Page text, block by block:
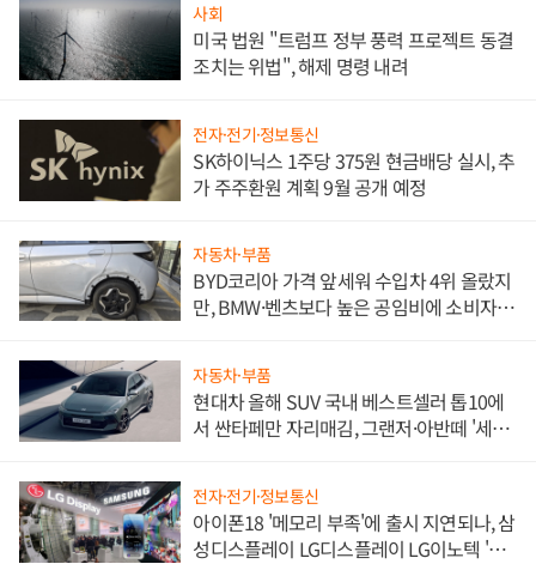
사회
미국 법원 "트럼프 정부 풍력 프로젝트 동결
조치는 위법", 해제 명령 내려
전자·전기·정보통신
SK하이닉스 1주당 375원 현금배당 실시, 추
가 주주환원 계획 9월 공개 예정
자동차·부품
BYD코리아 가격 앞세워 수입차 4위 올랐지
만, BMW·벤츠보다 높은 공임비에 소비자
자동차·부품
현대차 올해 SUV 국내 베스트셀러 톱10에
서 싼타페만 자리매김, 그랜저·아반떼 '세단
전자·전기·정보통신
아이폰18 '메모리 부족'에 출시 지연되나, 삼
성디스플레이 LG디스플레이 LG이노텍 '탈